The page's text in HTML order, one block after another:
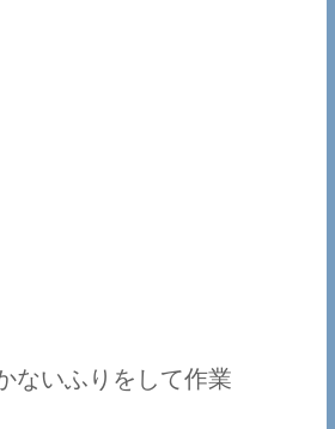
ないふりをして作業